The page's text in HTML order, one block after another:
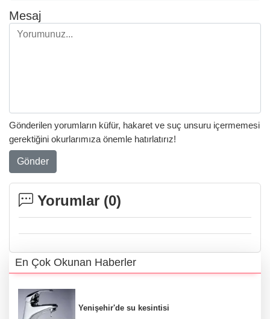
Mesaj
Gönderilen yorumların küfür, hakaret ve suç unsuru içermemesi
gerektiğini okurlarımıza önemle hatırlatırız!
Gönder
Yorumlar (0)
En Çok Okunan Haberler
Yenişehir'de su kesintisi